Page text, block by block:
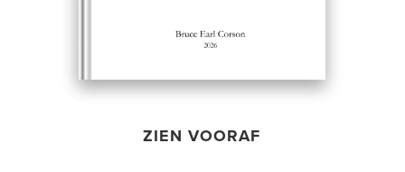
ZIEN VOORAF